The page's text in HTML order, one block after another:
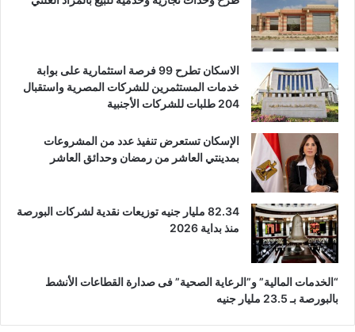
الاسكان تطرح 99 فرصة استثمارية على بوابة
خدمات المستثمرين للشركات المصرية واستقبال
204 طلبات للشركات الأجنبية
الإسكان تستعرض تنفيذ عدد من المشروعات
بمدينتي العاشر من رمضان وحدائق العاشر
82.34 مليار جنيه توزيعات نقدية لشركات البورصة
منذ بداية 2026
“الخدمات المالية” و”الرعاية الصحية” فى صدارة القطاعات الأنشط
بالبورصة بـ 23.5 مليار جنيه